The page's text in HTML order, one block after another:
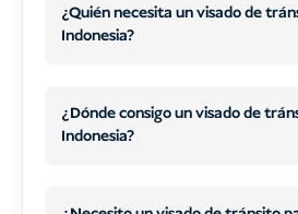
¿Quién necesita un visado de
Indonesia?
¿Dónde consigo un visado de
Indonesia?